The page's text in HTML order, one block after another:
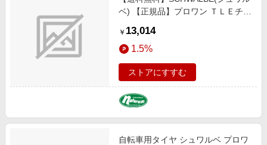
ベ) 【正規品】プロワン ＴＬＥチュ
イヤ サイクル／自転車 ２６ｘ１．
１０ ブラック（ＥＴＲＴＯ：２８-
５５９） SW-11654474
￥ 13,014
1.5%
ストアにすすむ
自転車用タイヤ シュワルベ プロワ